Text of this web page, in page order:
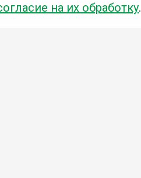
на их обработку.